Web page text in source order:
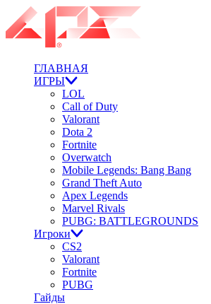
ГЛАВНАЯ
ИГРЫ
LOL
Call of Duty
Valorant
Dota 2
Fortnite
Overwatch
Mobile Legends: Bang Bang
Grand Theft Auto
Apex Legends
Marvel Rivals
PUBG: BATTLEGROUNDS
Игроки
CS2
Valorant
Fortnite
PUBG
Гайды